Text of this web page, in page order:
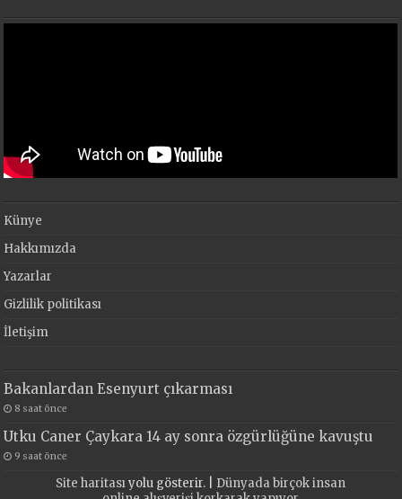
Künye
Hakkımızda
Yazarlar
Gizlilik politikası
İletişim
Bakanlardan Esenyurt çıkarması
8 saat önce
Utku Caner Çaykara 14 ay sonra özgürlüğüne kavuştu
9 saat önce
Site haritasıyolu gösterir. | Dünyada birçok insan